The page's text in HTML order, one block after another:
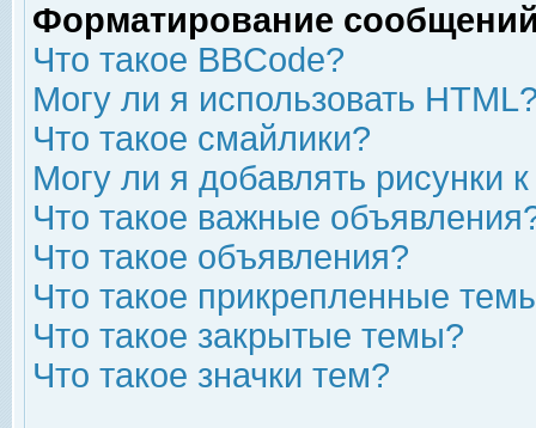
Форматирование
Что такое BBCode?
Могу ли я использовать
Что такое смайлики?
Могу ли я добавлять рисунки
Что такое важные
Что такое объявления?
Что такое прикрепленные
Что такое закрытые темы?
Что такое значки тем?